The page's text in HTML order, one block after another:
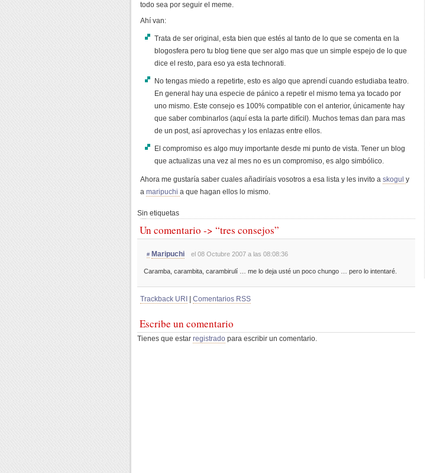
todo sea por seguir el meme.
Ahí van:
Trata de ser original, esta bien que estés al tanto de lo que se comenta en la
blogosfera pero tu blog tiene que ser algo mas que un simple espejo de lo que
dice el resto, para eso ya esta technorati.
No tengas miedo a repetirte, esto es algo que aprendí cuando estudiaba teatro.
En general hay una especie de pánico a repetir el mismo tema ya tocado por
uno mismo. Este consejo es 100% compatible con el anterior, únicamente hay
que saber combinarlos (aquí esta la parte difícil). Muchos temas dan para mas
de un post, así aprovechas y los enlazas entre ellos.
El compromiso es algo muy importante desde mi punto de vista. Tener un blog
que actualizas una vez al mes no es un compromiso, es algo simbólico.
Ahora me gustaría saber cuales añadiríais vosotros a esa lista y les invito a skogul y
a maripuchi a que hagan ellos lo mismo.
Sin etiquetas
Un comentario -> “tres consejos”
# Maripuchi el 08 Octubre 2007 a las 08:08:36
Caramba, carambita, carambirulí … me lo deja usté un poco chungo … pero lo intentaré.
Trackback URI Comentarios RSS
Escribe un comentario
Tienes que estar registrado para escribir un comentario.